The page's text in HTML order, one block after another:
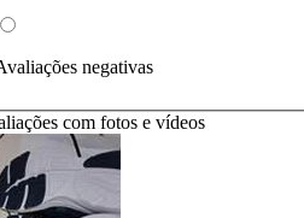
negativas
com fotos e vídeos